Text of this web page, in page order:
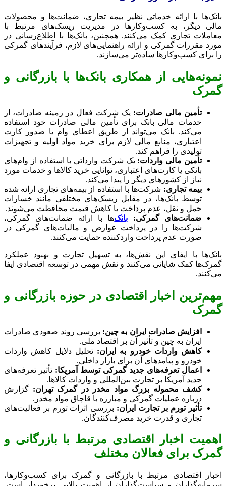
بانک‌ها با ارائه خدماتی نظیر بیمه تجاری، ضمانت‌ها و محصولات
مالی دیگر، به کسب‌وکارها در مدیریت ریسک‌های مرتبط با
معاملات تجاری کمک می‌کنند. همچنین، بانک‌ها با اطلاع‌رسانی در
مورد مقررات گمرکی و ارائه راهنمایی‌های لازم، فرآیندهای گمرکی
را برای کسب‌وکارها ساده‌تر می‌سازند.
نمونه‌هایی از همکاری بانک‌ها با بازرگانی و
گمرک
تأمین مالی صادرات: یک شرکت فعال در زمینه صادرات، از
خدمات مالی بانک برای تأمین مالی صادرات خود استفاده
می‌کند. بانک می‌تواند از طریق اعطای وام یا صدور کارت
اعتباری، منابع مالی لازم برای خرید مواد اولیه و تجهیزات
تولیدی را فراهم کند.
تأمین مالی واردات: یک شرکت وارداتی با استفاده از وام‌های
بانکی یا کارت‌های اعتباری، توانایی خرید کالاها و خدمات مورد
نیاز از کشورهای دیگر را پیدا می‌کند.
بیمه تجاری: شرکت‌ها با استفاده از بیمه‌های تجاری ارائه شده
توسط بانک‌ها، در مقابل ریسک‌های مختلفی مانند خسارات
حمل و نقل، عدم پرداخت یا کاهش قیمت محافظت می‌شوند.
ضمانت‌های گمرکی:
بانک‌ها با ارائه ضمانت‌های گمرکی،
شرکت‌ها را در پرداخت عوارض و مالیات‌های گمرکی در
صورت عدم پرداخت واردکننده حمایت می‌کنند.
بانک‌ها با ایفای این نقش‌ها، به تسهیل تجارت و بهبود عملکرد
گمرک‌ها کمک شایانی می‌کنند و نقش مهمی در توسعه اقتصادی ایفا
می‌کنند.
مهم‌ترین اخبار اقتصادی در حوزه بازرگانی و
گمرک
افزایش صادرات ایران به چین: بررسی روند صعودی صادرات
ایران به چین و تأثیر آن بر اقتصاد ملی.
کاهش واردات خودرو به ایران: تحلیل دلایل کاهش واردات
خودرو و پیامدهای آن برای بازار داخلی.
اعمال تعرفه‌های جدید گمرکی توسط آمریکا: تأثیر تعرفه‌های
جدید آمریکا بر تجارت بین‌المللی و واردات کالاها.
کشف محموله بزرگ مواد مخدر در گمرک تهران: گزارش
درباره عملیات گمرکی و مبارزه با قاچاق مواد مخدر.
تأثیر تورم بر تجارت ایران: بررسی اثرات تورم بر فعالیت‌های
تجاری و قدرت خرید مصرف‌کنندگان.
اهمیت اخبار اقتصادی مرتبط با بازرگانی و
گمرک برای فعالان مختلف
اخبار اقتصادی مرتبط با بازرگانی و گمرک برای کسب‌وکارها،